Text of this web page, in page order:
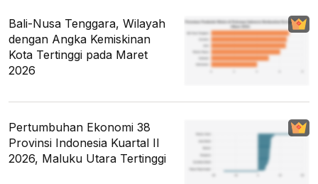
Bali-Nusa Tenggara, Wilayah
dengan Angka Kemiskinan
Kota Tertinggi pada Maret
2026
Pertumbuhan Ekonomi 38
Provinsi Indonesia Kuartal II
2026, Maluku Utara Tertinggi